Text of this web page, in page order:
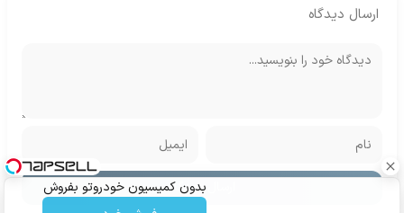
ارسال دیدگاه
بدون کمیسیون خودروتو بفروش